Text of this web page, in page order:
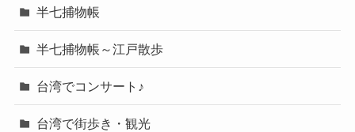
半七捕物帳
半七捕物帳～江戸散歩
台湾でコンサート♪
台湾で街歩き・観光